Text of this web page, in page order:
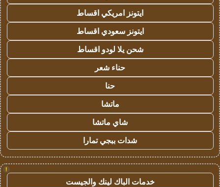
ايتونز امريكي اقساط
ايتونز سعودي اقساط
شحن يلا لودو اقساط
حناء شعر
حنا
ماتشا
شاي ماتشا
شدات ببجي تمارا
!
خدمات الباك لينك والجيست